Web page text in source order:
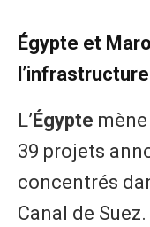
Égypte et
l’infrastructure
​L’Égypte
39 projets
concentrés
Canal de